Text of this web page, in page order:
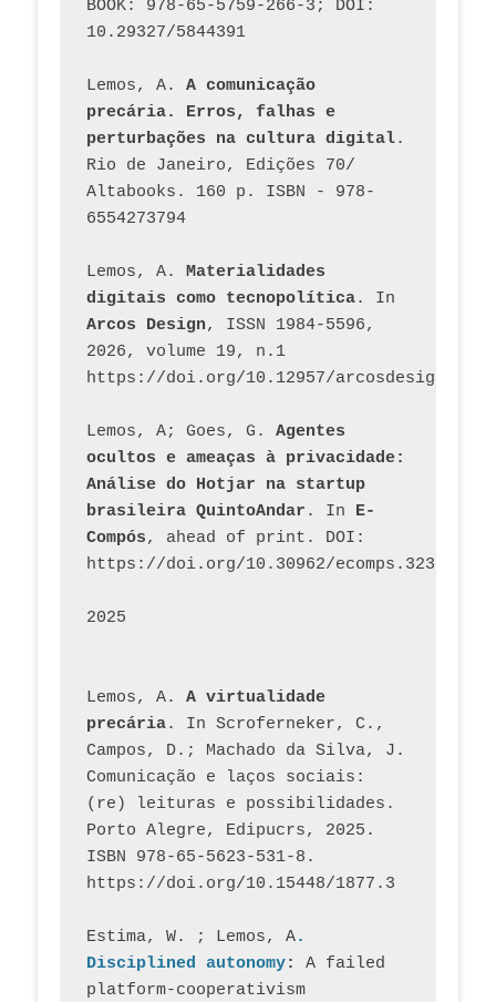
BOOK: 978-65-5759-266-3; DOI:
10.29327/5844391
Lemos, A. A comunicação
precária. Erros, falhas e
perturbações na cultura digital.
Rio de Janeiro, Edições 70/
Altabooks. 160 p. ISBN - 978-
6554273794
Lemos, A. Materialidades
digitais como tecnopolítica
Arcos Design, ISSN 1984-5596,
2026, volume 19, n.1
https://doi.org/10.12957/
Lemos, A; Goes, G. Agentes
ocultos e ameaças à privacidade:
Análise do Hotjar na startup
brasileira QuintoAndar . In E-
Compós, ahead of print. DOI:
https://doi.org/10.30962/ecomps.3231
2025
Lemos, A. A virtualidade
precária. In Scroferneker, C.,
Campos, D.; Machado da Silva, J.
Comunicação e laços sociais:
(re) leituras e possibilidades.
Porto Alegre, Edipucrs, 2025.
ISBN 978-65-5623-531-8.
https://doi.org/10.15448/1877.3
Estima, W. ; Lemos, A.
Disciplined autonomy: A failed
platform-cooperativism